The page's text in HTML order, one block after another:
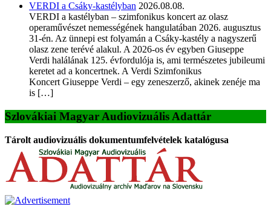
VERDI a Csáky-kastélyban 2026.08.08.
VERDI a kastélyban – szimfonikus koncert az olasz
operaművészet nemességének hangulatában 2026. augusztus
31-én. Az ünnepi est folyamán a Csáky-kastély a nagyszerű
olasz zene terévé alakul. A 2026-os év egyben Giuseppe
Verdi halálának 125. évfordulója is, ami természetes jubileumi
keretet ad a koncertnek. A Verdi Szimfonikus
Koncert Giuseppe Verdi – egy zeneszerző, akinek zenéje ma
is […]
Szlovákiai Magyar Audiovizuális Adattár
Tárolt audiovizuális dokumentumfelvételek katalógusa